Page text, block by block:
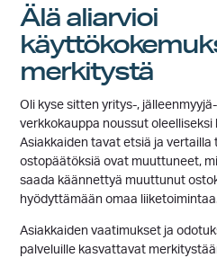
Älä aliarvioi
merkitystä
Oli kyse sitten yritys-,
verkkokauppa noussut
Asiakkaiden tavat etsiä ja vertailla
ostopäätöksiä ovat muuttuneet,
saada käännettyä muuttunut
hyödyttämään omaa
Asiakkaiden vaatimukset ja
palveluille kasvattavat